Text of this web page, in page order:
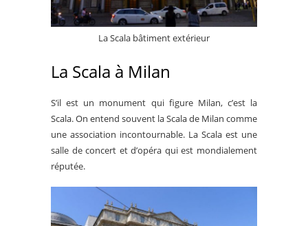
La Scala bâtiment extérieur
La Scala à Milan
S’il est un monument qui figure Milan, c’est la
Scala. On entend souvent la Scala de Milan comme
une association incontournable. La Scala est une
salle de concert et d’opéra qui est mondialement
réputée.